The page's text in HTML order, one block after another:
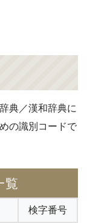
典／漢和辞典に
の識別コードで
覧
検字番号